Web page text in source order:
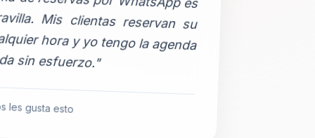
sin esfuerzo."
les gusta esto